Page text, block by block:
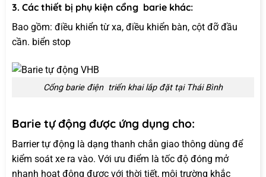
3. Các thiết bị phụ kiện cổng barie khác:
Bao gồm: điều khiển từ xa, điều khiển bàn, cột đỡ đầu
cần. biển stop
Cổng barie điện triển khai lắp đặt tại Thái Bình
Barie tự động được ứng dụng cho:
Barrier tự động là dạng thanh chắn giao thông dùng để
kiểm soát xe ra vào. Với ưu điểm là tốc độ đóng mở
nhanh hoạt động được với thời tiết, môi trường khắc